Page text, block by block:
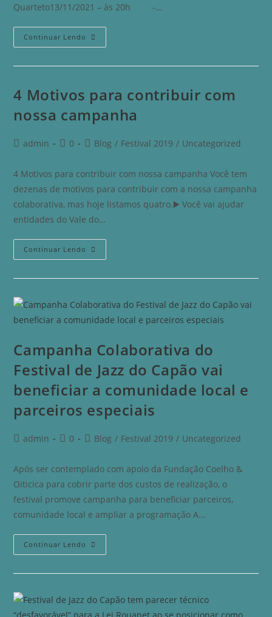
Quarteto13/11/2021 – às 20h -…
Continuar Lendo
4 Motivos para contribuir com
nossa campanha​
admin 0 Blog / Festival 2019 / Uncategorized
4 Motivos para contribuir com nossa campanha Você tem
dezenas de motivos para contribuir com a nossa campanha
colaborativa, mas hoje listamos quatro.▶️ Você vai ajudar
entidades do Vale do…
Continuar Lendo
Campanha Colaborativa do
Festival de Jazz do Capão vai
beneficiar a comunidade local e
parceiros especiais
admin 0 Blog / Festival 2019 / Uncategorized
Após ser contemplado com apoio da Fundação Coelho &
Oiticica para cobrir parte dos custos de realização, o
festival promove campanha para beneficiar parceiros,
comunidade local e ampliar a programação A…
Continuar Lendo